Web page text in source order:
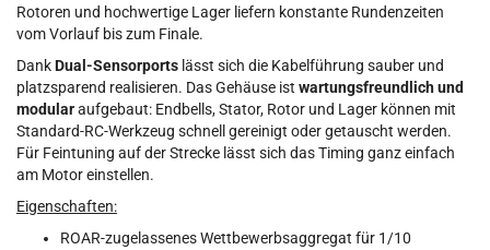
Rotoren und hochwertige Lager liefern konstante Rundenzeiten
vom Vorlauf bis zum Finale.
DankDual-Sensorports lässt sich die Kabelführung sauber und
platzsparend realisieren. Das Gehäuse ist wartungsfreundlich und
modularaufgebaut: Endbells, Stator, Rotor und Lager können mit
Standard-RC-Werkzeug schnell gereinigt oder getauscht werden.
Für Feintuning auf der Strecke lässt sich das Timing ganz einfach
am Motor einstellen.
Eigenschaften:
ROAR-zugelassenes Wettbewerbsaggregat für 1/10